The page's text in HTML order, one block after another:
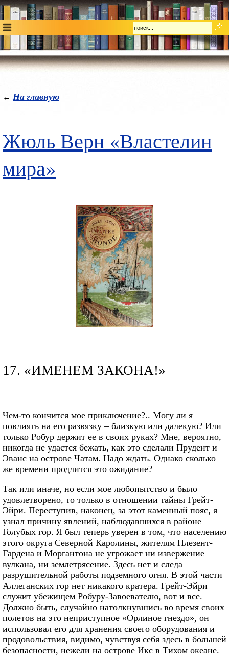
← На главную
Жюль Верн «Властелин
мира»
17. «ИМЕНЕМ ЗАКОНА!»
Чем-то кончится мое приключение?.. Могу ли я
повлиять на его развязку – близкую или далекую? Или
только Робур держит ее в своих руках? Мне, вероятно,
никогда не удастся бежать, как это сделали Прудент и
Эванс на острове Чатам. Надо ждать. Однако сколько
же времени продлится это ожидание?
Так или иначе, но если мое любопытство и было
удовлетворено, то только в отношении тайны Грейт-
Эйри. Переступив, наконец, за этот каменный пояс, я
узнал причину явлений, наблюдавшихся в районе
Голубых гор. Я был теперь уверен в том, что населению
этого округа Северной Каролины, жителям Плезент-
Гардена и Моргантона не угрожает ни извержение
вулкана, ни землетрясение. Здесь нет и следа
разрушительной работы подземного огня. В этой части
Аллеганских гор нет никакого кратера. Грейт-Эйри
служит убежищем Робуру-Завоевателю, вот и все.
Должно быть, случайно натолкнувшись во время своих
полетов на это неприступное «Орлиное гнездо», он
использовал его для хранения своего оборудования и
продовольствия, видимо, чувствуя себя здесь в большей
безопасности, нежели на острове Икс в Тихом океане.